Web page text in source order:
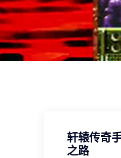
轩辕传奇
之路